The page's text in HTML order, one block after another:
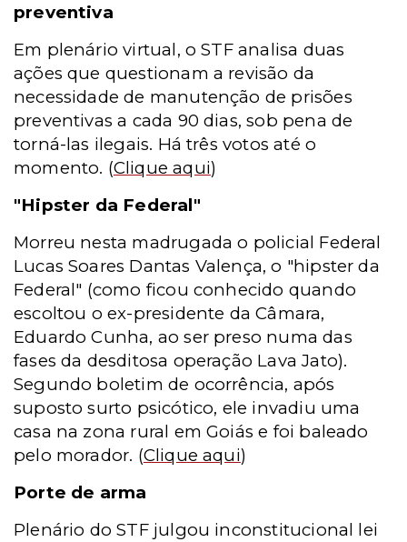
preventiva
Em plenário virtual, o STF analisa duas
ações que questionam a revisão da
necessidade de manutenção de prisões
preventivas a cada 90 dias, sob pena de
torná-las ilegais. Há três votos até o
momento. (Clique aqui)
"Hipster da Federal"
Morreu nesta madrugada o policial Federal
Lucas Soares Dantas Valença, o "hipster da
Federal" (como ficou conhecido quando
escoltou o ex-presidente da Câmara,
Eduardo Cunha, ao ser preso numa das
fases da desditosa operação Lava Jato).
Segundo boletim de ocorrência, após
suposto surto psicótico, ele invadiu uma
casa na zona rural em Goiás e foi baleado
pelo morador. (Clique aqui)
Porte de arma
Plenário do STF julgou inconstitucional lei